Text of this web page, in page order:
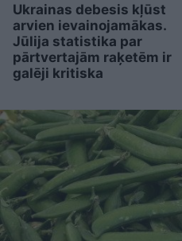
Ukrainas debesis kļūst
arvien ievainojamākas.
Jūlija statistika par
pārtvertajām raķetēm ir
galēji kritiska